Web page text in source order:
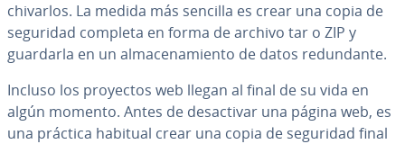
chi­var­los. La medida más sencilla es crear una copia de
seguridad completa en forma de archivo tar o ZIP y
guardarla en un al­ma­ce­na­mie­n­to de datos re­du­n­da­n­te.
Incluso los proyectos web llegan al final de su vida en
algún momento. Antes de des­ac­ti­var una página web, es
una práctica habitual crear una copia de seguridad final